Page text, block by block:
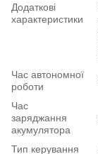
Додаткові
характеристики
Час автономної
роботи
Час
заряджання
акумулятора
Тип керування